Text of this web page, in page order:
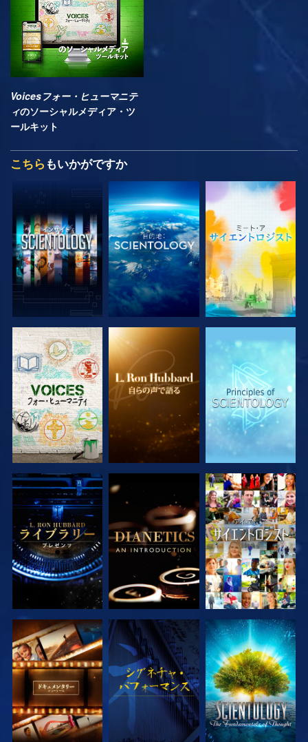
Voicesフォー・ヒューマニテ
ィのソーシャルメディア・ツ
ールキット
こちら もいかがですか
シリーズを探求 シリーズを探求 シリーズを探求
シリーズを探求 シリーズを探求 観る
シリーズを探求 観る シリーズを探求